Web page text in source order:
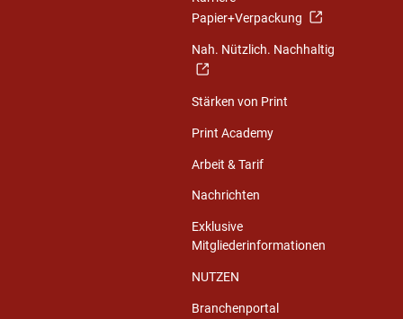
Papier+Verpackung
Nah. Nützlich. Nachhaltig
Stärken von Print
Print Academy
Arbeit & Tarif
Nachrichten
Exklusive
Mitgliederinformationen
NUTZEN
Branchenportal